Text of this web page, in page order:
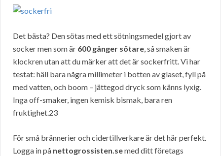
Det bästa? Den sötas med ett sötningsmedel gjort av
socker men som är 600 gånger sötare, så smaken är
klockren utan att du märker att det är sockerfritt. Vi har
testat: häll bara några millimeter i botten av glaset, fyll på
med vatten, och boom – jättegod dryck som känns lyxig.
Inga off-smaker, ingen kemisk bismak, bara ren
fruktighet.23
För små brännerier och cidertillverkare är det här perfekt.
Logga in på nettogrossisten.semed ditt företags